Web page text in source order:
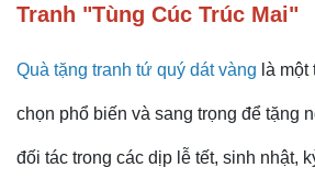
Tranh "Tùng Cúc Trúc Mai"
Quà tặng tranh tứ quý dát vàng là
chọn phổ biến và sang trọng để tặng
đối tác trong các dịp lễ tết, sinh nhật,